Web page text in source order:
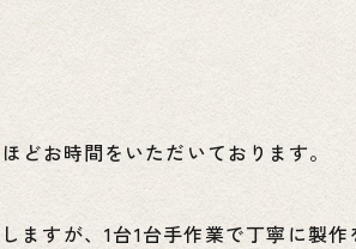
どお時間をいただいております。
ますが、1台1台手作業で丁寧に製作